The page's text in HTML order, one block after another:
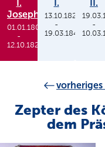
I.
Joseph
01.01.1806
-
12.10.1825
I.
13.10.1825
-
19.03.1848
II.
-
Zepter des
dem